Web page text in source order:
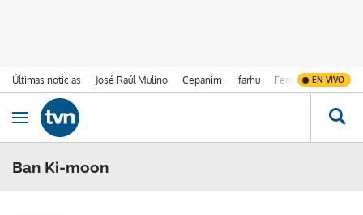
Últimas noticias José Raúl Mulino Cepanim Ifarhu Fenómeno de El
EN VIVO
Ir al contenido
Obrir navegació
Ban Ki-moon